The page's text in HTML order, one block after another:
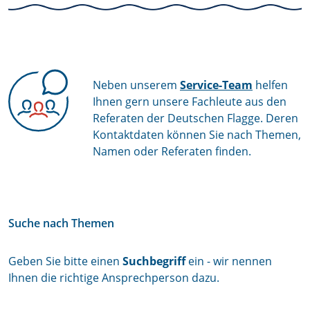
Neben unserem Service-Team helfen
Ihnen gern unsere Fachleute aus den
Referaten der Deutschen Flagge. Deren
Kontaktdaten können Sie nach Themen,
Namen oder Referaten finden.
Suche nach Themen
Geben Sie bitte einen Suchbegriffein - wir nennen
Ihnen die richtige Ansprechperson dazu.